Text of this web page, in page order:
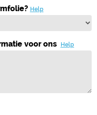
Help
voor ons Help